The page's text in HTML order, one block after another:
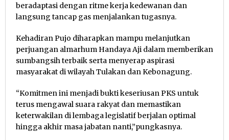
beradaptasi dengan ritme kerja kedewanan dan
langsung tancap gas menjalankan tugasnya.
Kehadiran Pujo diharapkan mampu melanjutkan
perjuangan almarhum Handaya Aji dalam memberikan
sumbangsih terbaik serta menyerap aspirasi
masyarakat di wilayah Tulakan dan Kebonagung.
“Komitmen ini menjadi bukti keseriusan PKS untuk
terus mengawal suara rakyat dan memastikan
keterwakilan di lembaga legislatif berjalan optimal
hingga akhir masa jabatan nanti,”pungkasnya.